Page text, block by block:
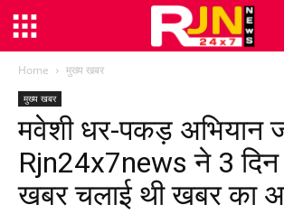
Home मुख्य खबर
मुख्य खबर
मवेशी धर-पकड़ अभियान
Rjn24x7news ने 3 दिन
खबर चलाई थी खबर का